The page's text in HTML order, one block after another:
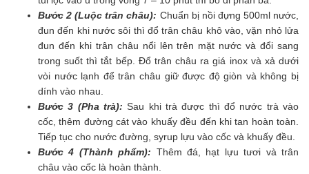
Bước 2 (Luộc trân châu): Chuẩn bị nồi đựng 500ml nước,
đun đến khi nước sôi thì đổ trân châu khô vào, vặn nhỏ lửa
đun đến khi trân châu nổi lên trên mặt nước và đổi sang
trong suốt thì tắt bếp. Đổ trân châu ra giá inox và xả dưới
vòi nước lạnh để trân châu giữ được độ giòn và không bị
dính vào nhau.
Bước 3 (Pha trà): Sau khi trà được thì đổ nước trà vào
cốc, thêm đường cát vào khuấy đều đến khi tan hoàn toàn.
Tiếp tục cho nước đường, syrup lựu vào cốc và khuấy đều.
Bước 4 (Thành phẩm): Thêm đá, hạt lựu tươi và trân
châu vào cốc là hoàn thành.